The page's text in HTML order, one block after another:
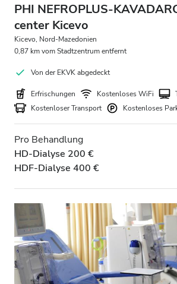
PHI NEFROPLUS-
center Kicevo
Kicevo, Nord-Mazedonien
0,87 km vom Stadtzentrum entfernt
Von der EKVK abgedeckt
Erfrischungen Kostenloses WiFi
Kostenloser Transport
Kostenloses
Pro Behandlung
HD-Dialyse 200 €
HDF-Dialyse 400 €